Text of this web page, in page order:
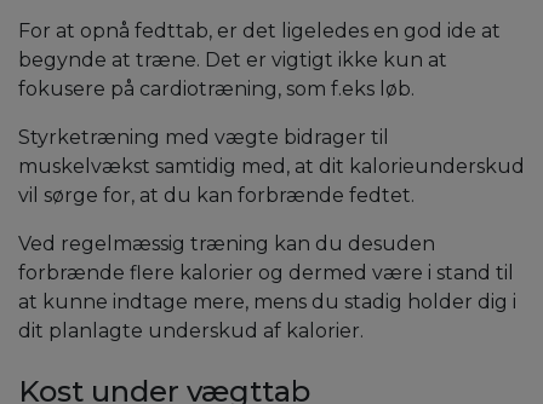
For at opnå fedttab, er det ligeledes en god ide at
begynde at træne. Det er vigtigt ikke kun at
fokusere på cardiotræning, som f.eks løb.
Styrketræning med vægte bidrager til
muskelvækst samtidig med, at dit kalorieunderskud
vil sørge for, at du kan forbrænde fedtet.
Ved regelmæssig træning kan du desuden
forbrænde flere kalorier og dermed være i stand til
at kunne indtage mere, mens du stadig holder dig i
dit planlagte underskud af kalorier.
Kost under vægttab